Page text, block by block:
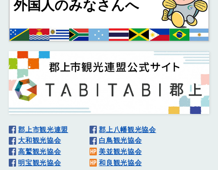
外国人のみなさんへ
郡上市観光連盟
郡上八幡観光協会
大和観光協会
白鳥観光協会
高鷲観光協会
美並観光協会
明宝観光協会
和良観光協会